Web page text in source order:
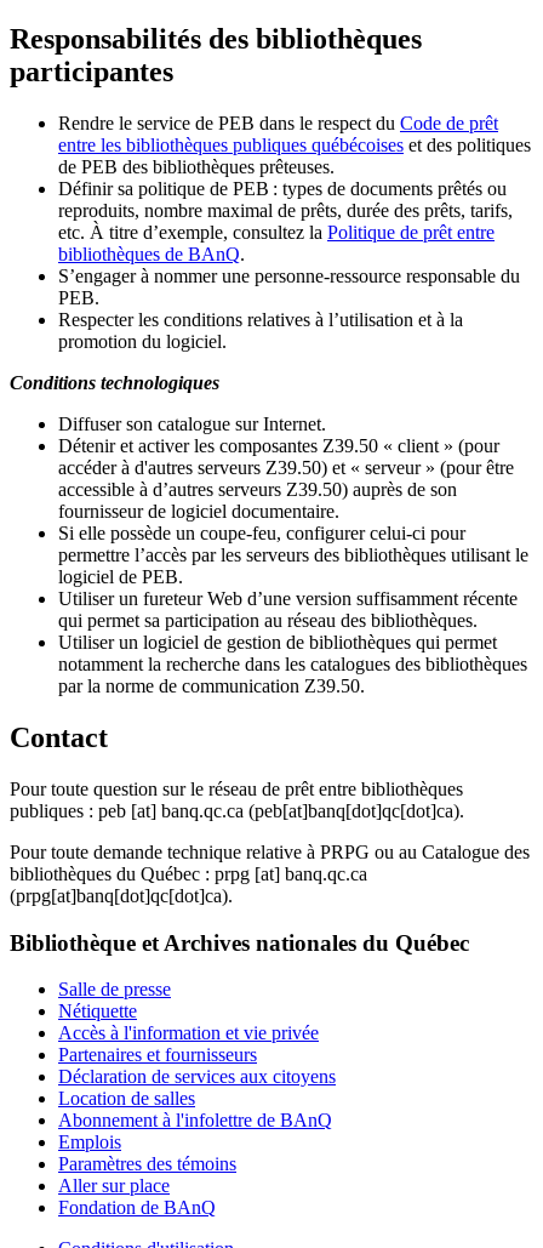
Responsabilités des bibliothèques
participantes
Rendre le service de PEB dans le respect du Code de prêt
entre les bibliothèques publiques québécoises et des politiques
de PEB des bibliothèques prêteuses.
Définir sa politique de PEB : types de documents prêtés ou
reproduits, nombre maximal de prêts, durée des prêts, tarifs,
etc. À titre d’exemple, consultez la Politique de prêt entre
bibliothèques de BAnQ.
S’engager à nommer une personne-ressource responsable du
PEB.
Respecter les conditions relatives à l’utilisation et à la
promotion du logiciel.
Conditions technologiques
Diffuser son catalogue sur Internet.
Détenir et activer les composantes Z39.50 « client » (pour
accéder à d'autres serveurs Z39.50) et « serveur » (pour être
accessible à d’autres serveurs Z39.50) auprès de son
fournisseur de logiciel documentaire.
Si elle possède un coupe-feu, configurer celui-ci pour
permettre l’accès par les serveurs des bibliothèques utilisant le
logiciel de PEB.
Utiliser un fureteur Web d’une version suffisamment récente
qui permet sa participation au réseau des bibliothèques.
Utiliser un logiciel de gestion de bibliothèques qui permet
notamment la recherche dans les catalogues des bibliothèques
par la norme de communication Z39.50.
Contact
Pour toute question sur le réseau de prêt entre bibliothèques
publiques : peb [at] banq.qc.ca (peb[at]banq[dot]qc[dot]ca).
Pour toute demande technique relative à PRPG ou au Catalogue des
bibliothèques du Québec : prpg [at] banq.qc.ca
(prpg[at]banq[dot]qc[dot]ca).
Bibliothèque et Archives nationales du Québec
Salle de presse
Nétiquette
Accès à l'information et vie privée
Partenaires et fournisseurs
Déclaration de services aux citoyens
Location de salles
Abonnement à l'infolettre de BAnQ
Emplois
Paramètres des témoins
Aller sur place
Fondation de BAnQ